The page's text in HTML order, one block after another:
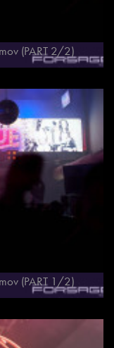
(PART 2/2)
(PART 1/2)